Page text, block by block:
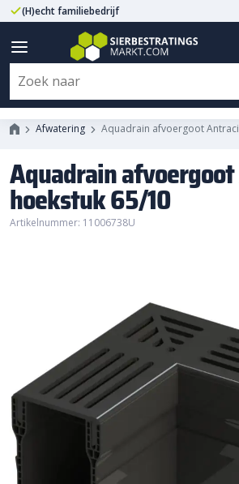
(H)echt familiebedrijf
Afwatering Aquadrain afvoergoot
Aquadrain
hoekstuk 65/10
Artikelnummer: 11006738U
Aquadrain afvoergoot
hoekstuk 65/10